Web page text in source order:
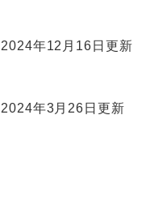
2024年12月16日更新
2024年3月26日更新